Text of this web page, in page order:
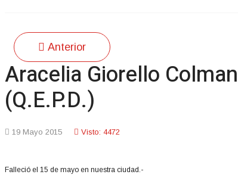
Anterior
Aracelia Giorello
(Q.E.P.D.)
19 Mayo 2015 Visto: 4472
Falleció el 15 de mayo en nuestra ciudad.-